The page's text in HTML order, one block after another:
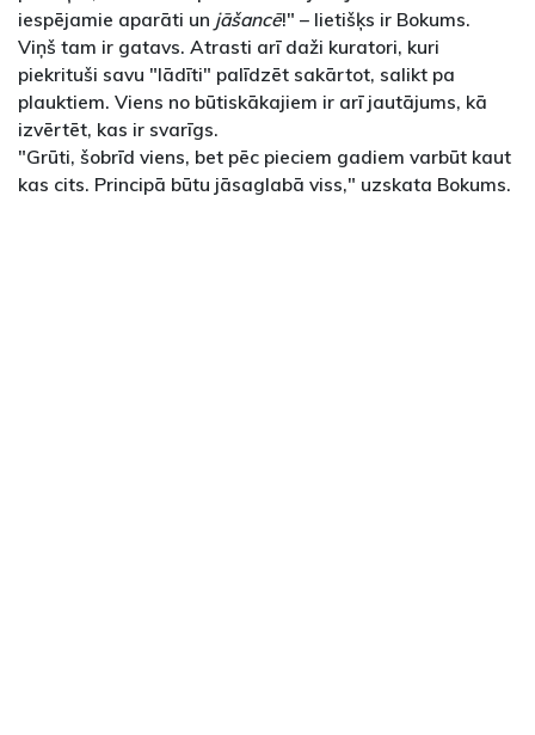
iespējamie aparāti un jāšancē!" – lietišķs ir Bokums.
Viņš tam ir gatavs. Atrasti arī daži kuratori, kuri
piekrituši savu "lādīti" palīdzēt sakārtot, salikt pa
plauktiem. Viens no būtiskākajiem ir arī jautājums, kā
izvērtēt, kas ir svarīgs.
"Grūti, šobrīd viens, bet pēc pieciem gadiem varbūt kaut
kas cits. Principā būtu jāsaglabā viss," uzskata Bokums.